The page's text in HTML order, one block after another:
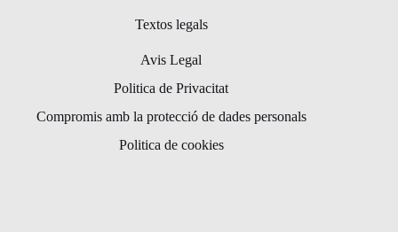
Textos legals
Avis Legal
Politica de Privacitat
Compromis amb la protecció de dades personals
Politica de cookies